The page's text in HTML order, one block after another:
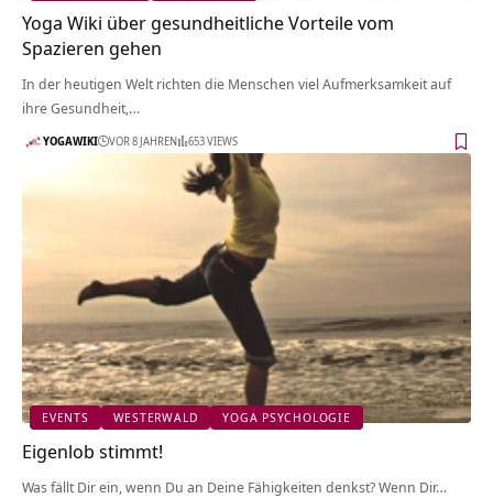
Yoga Wiki über gesundheitliche Vorteile vom
Spazieren gehen
In der heutigen Welt richten die Menschen viel Aufmerksamkeit auf
ihre Gesundheit,…
YOGAWIKI VOR 8 JAHREN 653 VIEWS
EVENTS WESTERWALD YOGA PSYCHOLOGIE
Eigenlob stimmt!
Was fällt Dir ein, wenn Du an Deine Fähigkeiten denkst? Wenn Dir…